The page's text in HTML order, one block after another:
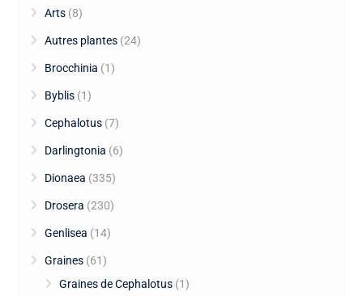
Arts (8)
Autres plantes (24)
Brocchinia (1)
Byblis (1)
Cephalotus (7)
Darlingtonia (6)
Dionaea (335)
Drosera (230)
Genlisea (14)
Graines (61)
Graines de Cephalotus (1)